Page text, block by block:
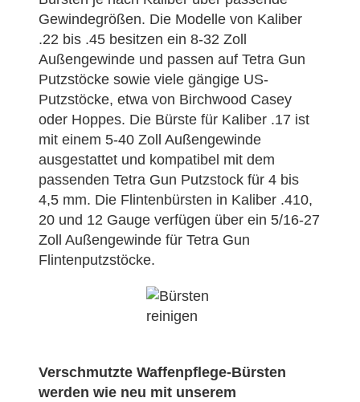
Gewindegrößen. Die Modelle von Kaliber
.22 bis .45 besitzen ein 8-32 Zoll
Außengewinde und passen auf Tetra Gun
Putzstöcke sowie viele gängige US-
Putzstöcke, etwa von Birchwood Casey
oder Hoppes. Die Bürste für Kaliber .17 ist
mit einem 5-40 Zoll Außengewinde
ausgestattet und kompatibel mit dem
passenden Tetra Gun Putzstock für 4 bis
4,5 mm. Die Flintenbürsten in Kaliber .410,
20 und 12 Gauge verfügen über ein 5/16-27
Zoll Außengewinde für Tetra Gun
Flintenputzstöcke.
Verschmutzte Waffenpflege-Bürsten
werden wie neu mit unserem